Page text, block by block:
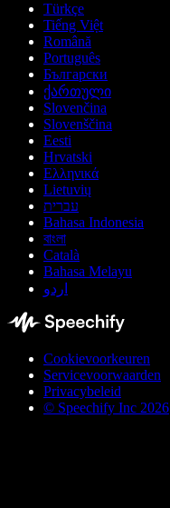
Türkçe
Tiếng Việt
Română
Português
Български
ქართული
Slovenčina
Slovenščina
Eesti
Hrvatski
Ελληνικά
Lietuvių
עברית
Bahasa Indonesia
বাংলা
Català
Bahasa Melayu
اردو
Cookievoorkeuren
Servicevoorwaarden
Privacybeleid
© Speechify Inc 2026